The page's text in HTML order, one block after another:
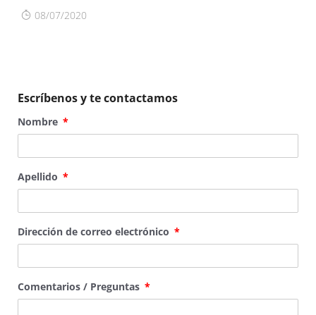
08/07/2020
Escríbenos y te contactamos
Nombre
Apellido
Dirección de correo electrónico
Comentarios / Preguntas